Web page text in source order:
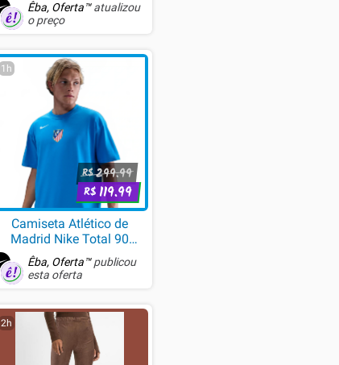
Êba, Oferta™atualizou
o preço
1h
R$299.99
R$119.99
Camiseta Atlético de
Madrid Nike Total 90
Masculina
Êba, Oferta™publicou
esta oferta
2h